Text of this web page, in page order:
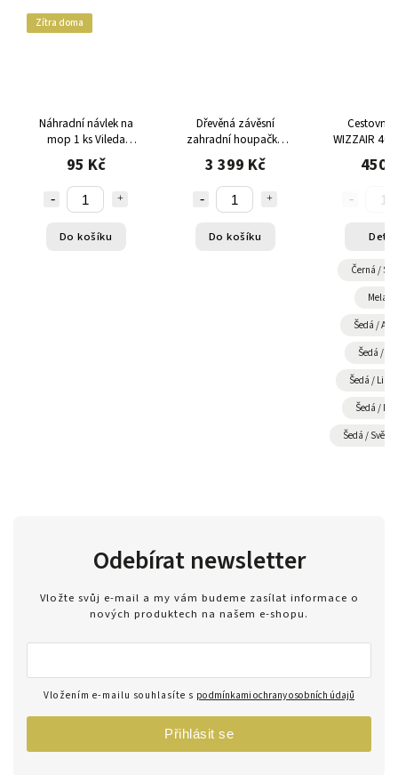
Zítra doma
Náhradní návlek na
mop 1 ks Vileda
Ultramax Microfibre 2v1
- mikrovlákno, pratelný
až 60°C
95 Kč
Do košíku
Dřevěná závěsní
zahradní houpačka
55x180cm
3 399 Kč
Do košíku
Cestovní
WIZZAIR 40
cm
450
Černá /
Šedá /
Šedá /
Šedá /
Šedá /
Šedá /
Odebírat newsletter
Vložte svůj e-mail a my vám budeme zasílat informace o
nových produktech na našem e-shopu.
Vložením e-mailu souhlasíte s podmínkami ochrany osobních údajů
Přihlásit se